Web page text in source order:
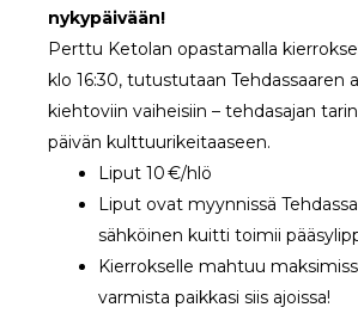
nykypäivään!
Perttu Ketolan opastamalla
klo 16:30, tutustutaan Tehdassaaren
kiehtoviin vaiheisiin – tehdasajan
päivän kulttuurikeitaaseen.
Liput 10 €/hlö
Liput ovat myynnissä
sähköinen kuitti toimii
Kierrokselle mahtuu
varmista paikkasi siis ajoissa!